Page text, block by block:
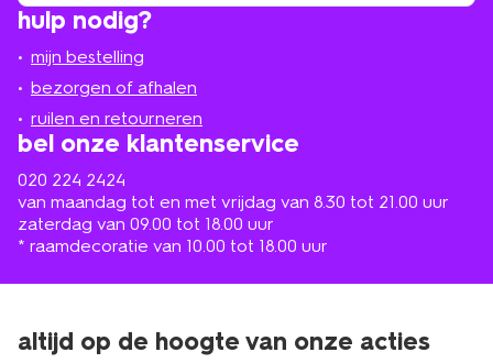
hulp nodig?
mijn bestelling
bezorgen of afhalen
ruilen en retourneren
bel onze klantenservice
020 224 2424
van maandag tot en met vrijdag van 8.30 tot 21.00 uur
zaterdag van 09.00 tot 18.00 uur
* raamdecoratie van 10.00 tot 18.00 uur
bij
in
de
buurt
altijd op de hoogte van onze acties